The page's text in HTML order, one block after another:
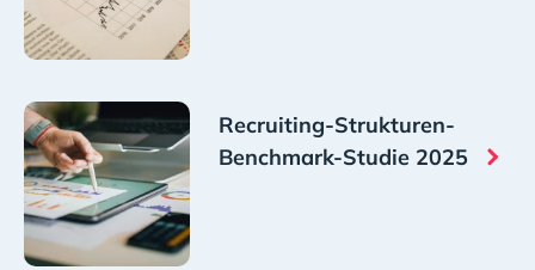
Recruiting-Strukturen-
Benchmark-Studie 2025